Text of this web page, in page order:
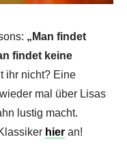
„Man findet
findet keine
ihr nicht? Eine
mal über Lisas
lustig macht.
hier an!